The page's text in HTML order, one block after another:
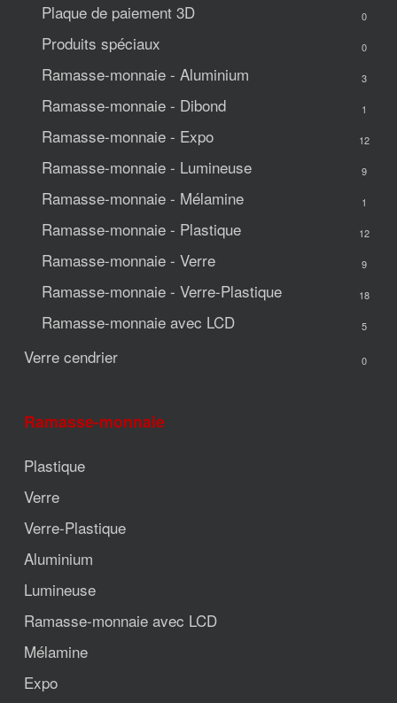
Plaque de paiement 3D 0
Produits spéciaux 0
Ramasse-monnaie - Aluminium 3
Ramasse-monnaie - Dibond 1
Ramasse-monnaie - Expo 12
Ramasse-monnaie - Lumineuse 9
Ramasse-monnaie - Mélamine 1
Ramasse-monnaie - Plastique 12
Ramasse-monnaie - Verre 9
Ramasse-monnaie - Verre-Plastique 18
Ramasse-monnaie avec LCD 5
Verre cendrier 0
Ramasse-monnaie
Plastique
Verre
Verre-Plastique
Aluminium
Lumineuse
Ramasse-monnaie avec LCD
Mélamine
Expo